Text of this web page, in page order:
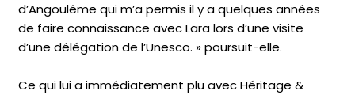
d’Angoulême qui m’a permis il y a quelques années
de faire connaissance avec Lara lors d’une visite
d’une délégation de l’Unesco. » poursuit-elle.
Ce qui lui a immédiatement plu avec Héritage &